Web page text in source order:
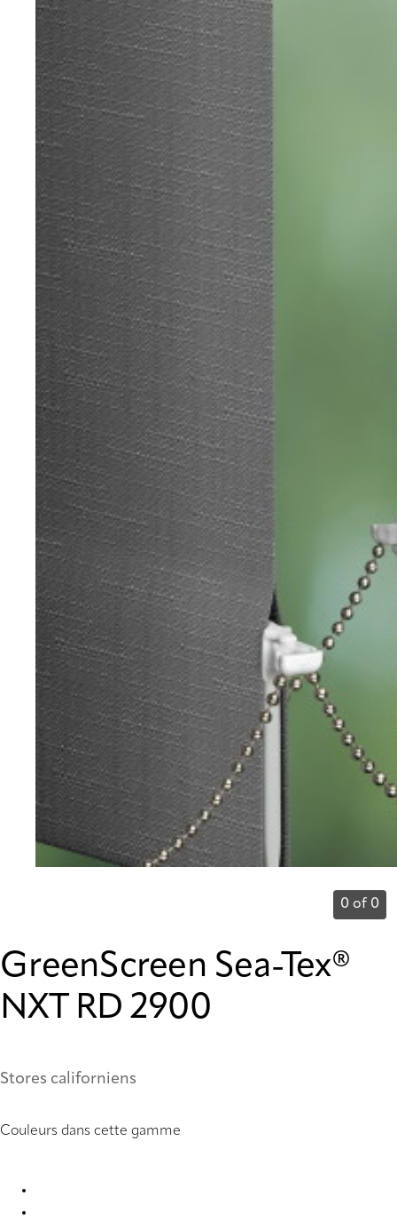
0 of 0
GreenScreen Sea-Tex®
NXT RD 2900
Stores californiens
Couleurs dans cette gamme